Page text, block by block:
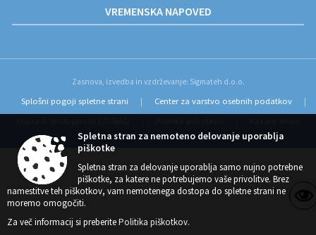
VREMENSKA NAPOVED
Zasnova, izvedba in vzdrževanje: Sigmateh d.o.o.
Splošni pogoji spletne strani Center za varstvo osebnih podatkov
Spletna stran za nemoteno delovanje uporablja
piškotke
Spletna stran za delovanje uporablja samo nujno potrebne
piškotke, za katere ne potrebujemo vaše privolitve. Brez
namestitve teh piškotkov, vam nemotenega dostopa do spletne strani ne
moremo omogočiti.
Za več informacij si preberitePolitika piškotkov.